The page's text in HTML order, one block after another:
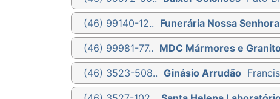
(46) 99140-12.. Funerária Nossa
(46) 99981-77.. MDC Mármores e
(46) 3523-508.. Ginásio Arrudão